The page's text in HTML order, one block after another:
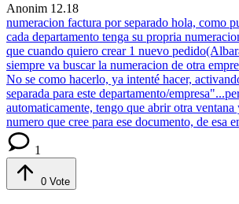
Anonim 12.18
numeracion factura por separado hola, como
cada departamento tenga su propria
que cuando quiero crear 1 nuevo
siempre va buscar la numeracion de otra
No se como hacerlo, ya intenté hacer,
separada para este departamento/
automaticamente, tengo que abrir otra
numero que cree para ese documento, de esa
1
0 Vote